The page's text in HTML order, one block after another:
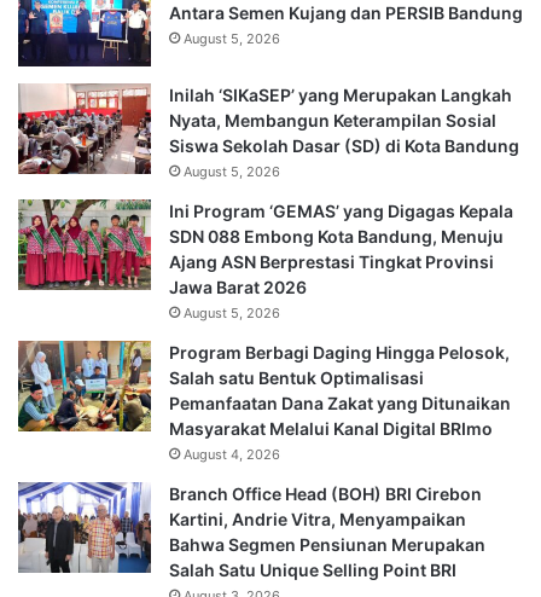
Antara Semen Kujang dan PERSIB Bandung
August 5, 2026
Inilah ‘SIKaSEP’ yang Merupakan Langkah
Nyata, Membangun Keterampilan Sosial
Siswa Sekolah Dasar (SD) di Kota Bandung
August 5, 2026
Ini Program ‘GEMAS’ yang Digagas Kepala
SDN 088 Embong Kota Bandung, Menuju
Ajang ASN Berprestasi Tingkat Provinsi
Jawa Barat 2026
August 5, 2026
Program Berbagi Daging Hingga Pelosok,
Salah satu Bentuk Optimalisasi
Pemanfaatan Dana Zakat yang Ditunaikan
Masyarakat Melalui Kanal Digital BRImo
August 4, 2026
Branch Office Head (BOH) BRI Cirebon
Kartini, Andrie Vitra, Menyampaikan
Bahwa Segmen Pensiunan Merupakan
Salah Satu Unique Selling Point BRI